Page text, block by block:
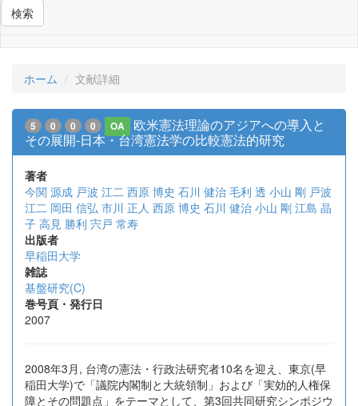
検索
ホーム 文献詳細
5 0 0 0 OA
欧米憲法理論のアジアへの導入と
その展開-日本・台湾憲法学の比較憲法的研究
著者
今関 源成 戸波 江二 西原 博史 石川 健治 毛利 透 小山 剛 戸波
江二 岡田 信弘 市川 正人 西原 博史 石川 健治 小山 剛 江島 晶
子 高見 勝利 宍戸 常寿
出版者
早稲田大学
雑誌
基盤研究(C)
巻号頁・発行日
2007
2008年3月, 台湾の憲法・行政法研究者10名を迎え、東京(早
稲田大学)で「議院内閣制と大統領制」および「実効的人権保
障とその問題点」をテーマとして、第3回共同研究シンポジウ